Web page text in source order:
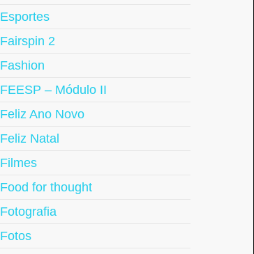
Esportes
Fairspin 2
Fashion
FEESP – Módulo II
Feliz Ano Novo
Feliz Natal
Filmes
Food for thought
Fotografia
Fotos